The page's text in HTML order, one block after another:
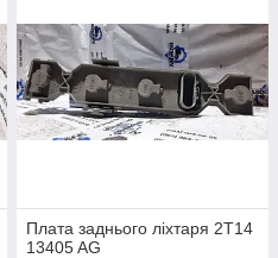
Плата заднього ліхтаря 2T14
13405 AG